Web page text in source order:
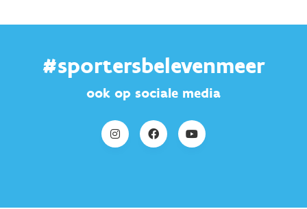
#sportersbelevenmeer
ook op sociale media